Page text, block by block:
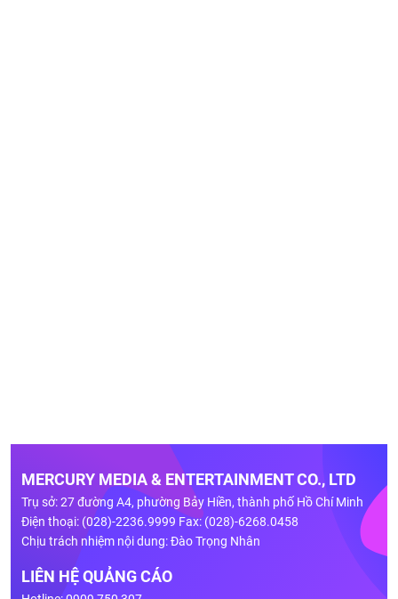
MERCURY MEDIA & ENTERTAINMENT CO., LTD
Trụ sở: 27 đường A4, phường Bảy Hiền, thành phố Hồ Chí Minh
Điện thoại: (028)-2236.9999 Fax: (028)-6268.0458
Chịu trách nhiệm nội dung: Đào Trọng Nhân
LIÊN HỆ QUẢNG CÁO